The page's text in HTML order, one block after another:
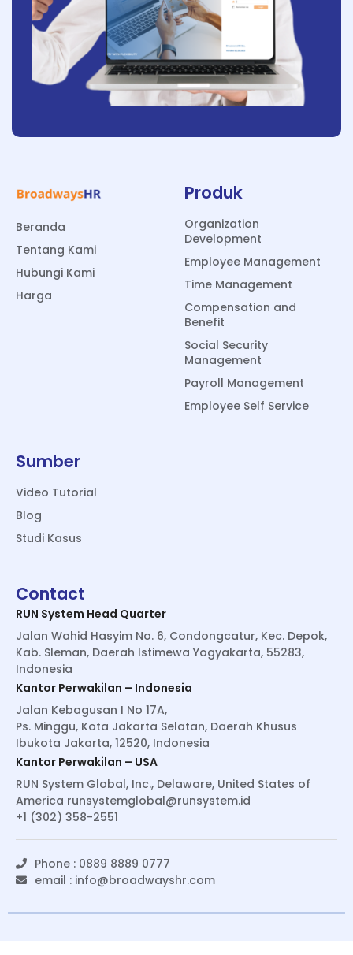
Beranda
Tentang Kami
Hubungi Kami
Harga
Produk
Organization
Development
Employee Management
Time Management
Compensation and
Benefit
Social Security
Management
Payroll Management
Employee Self Service
Sumber
Video Tutorial
Blog
Studi Kasus
Contact
RUN System Head Quarter
Jalan Wahid Hasyim No. 6, Condongcatur, Kec. Depok,
Kab. Sleman, Daerah Istimewa Yogyakarta, 55283,
Indonesia
Kantor Perwakilan – Indonesia
Jalan Kebagusan I No 17A,
Ps. Minggu, Kota Jakarta Selatan, Daerah Khusus
Ibukota Jakarta, 12520, Indonesia
Kantor Perwakilan – USA
RUN System Global, Inc., Delaware, United States of
America runsystemglobal@runsystem.id
+1 (302) 358-2551
Phone : 0889 8889 0777
email : info@broadwayshr.com